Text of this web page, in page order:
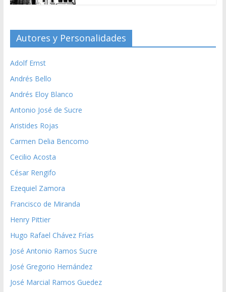
Autores y Personalidades
Adolf Ernst
Andrés Bello
Andrés Eloy Blanco
Antonio José de Sucre
Aristides Rojas
Carmen Delia Bencomo
Cecilio Acosta
César Rengifo
Ezequiel Zamora
Francisco de Miranda
Henry Pittier
Hugo Rafael Chávez Frías
José Antonio Ramos Sucre
José Gregorio Hernández
José Marcial Ramos Guedez